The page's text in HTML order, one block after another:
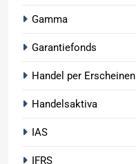
Gamma
Garantiefonds
Handel per Erscheinen
Handelsaktiva
IAS
IFRS